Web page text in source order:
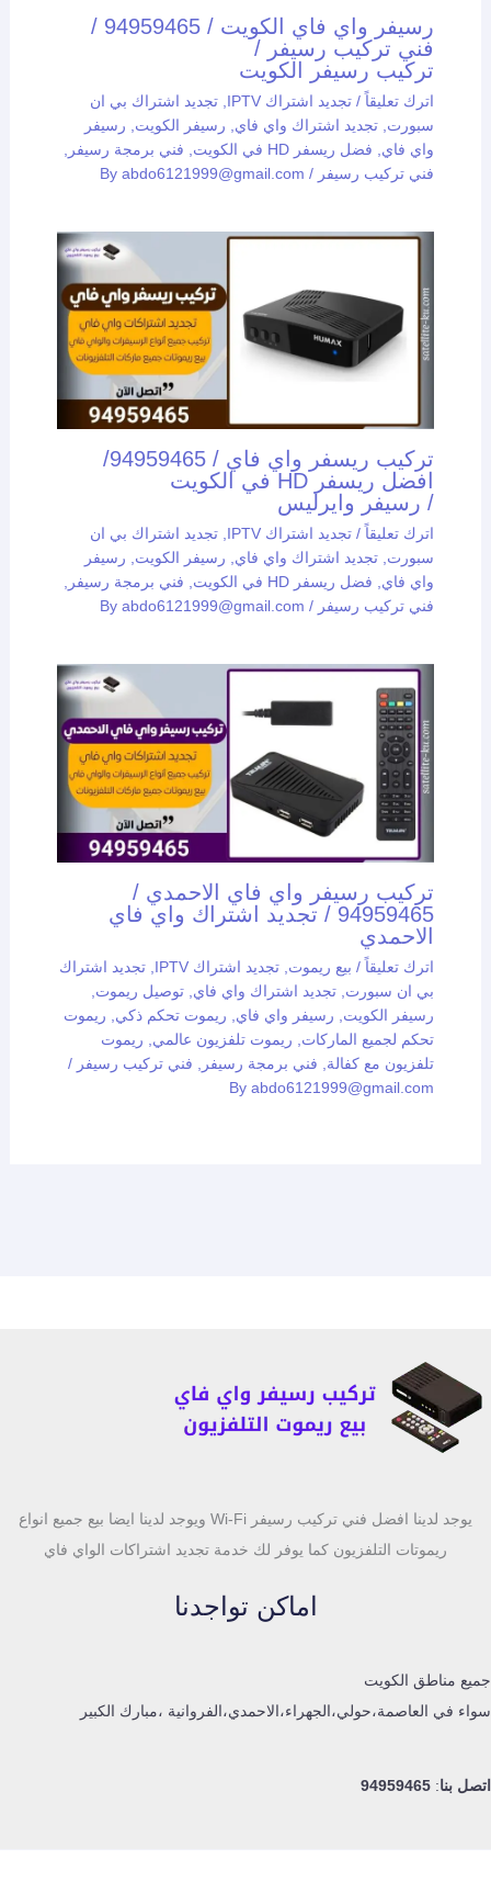
رسيفر واي فاي الكويت / 94959465 /
فني تركيب رسيفر /
تركيب رسيفر الكويت
اترك تعليقاً / تجديد اشتراك IPTV
تجديد اشتراك بي ان
سبورت تجديد اشتراك واي فاي رسيفر الكويت
رسيفر
واي فاي
فضل ريسفر HD في الكويت فني برمجة رسيفر
فني تركيب رسيفر / By
abdo6121999@gmail.com
تركيب ريسفر واي فاي / 94959465/
افضل ريسفر HD في الكويت
/ رسيفر وايرليس
اترك تعليقاً / تجديد اشتراك IPTV
تجديد اشتراك بي ان
سبورت تجديد اشتراك واي فاي رسيفر الكويت
رسيفر
واي فاي
فضل ريسفر HD في الكويت فني برمجة رسيفر
فني تركيب رسيفر / By
abdo6121999@gmail.com
تركيب رسيفر واي فاي الاحمدي /
94959465 / تجديد اشتراك واي فاي
الاحمدي
اترك تعليقاً / بيع ريموت تجديد اشتراك IPTV
تجديد اشتراك
بي ان سبورت تجديد اشتراك واي فاي توصيل ريموت
رسيفر الكويت
رسيفر واي فاي ريموت تحكم ذكي
ريموت
تحكم لجميع الماركات
ريموت تلفزيون عالمي
ريموت
تلفزيون مع كفالة
فني برمجة رسيفر فني تركيب رسيفر /
Byabdo6121999@gmail.com
يوجد لدينا افضل فني تركيب رسيفر Wi-Fi ويوجد لدينا ايضا بيع جميع انواع
ريموتات التلفزيون كما يوفر لك خدمة تجديد اشتراكات الواي فاي
اماكن تواجدنا
جميع مناطق الكويت
سواء في العاصمة،حولي،الجهراء،الاحمدي،الفروانية ،مبارك الكبير
اتصل بنا:
94959465